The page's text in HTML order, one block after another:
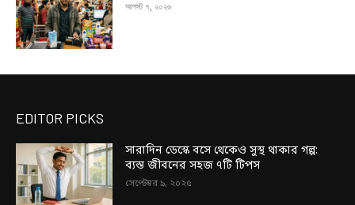
আগস্ট ৭, ২০২৬
EDITOR PICKS
সারাদিন ডেস্কে বসে থেকেও সুস্থ থাকার গল্প:
ব্যস্ত জীবনের সহজ ৭টি টিপস
সেপ্টেম্বর ৯, ২০২৫